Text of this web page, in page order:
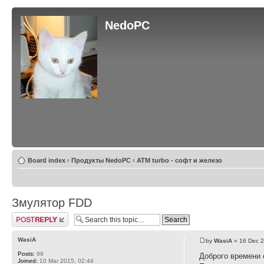
NedoPC
Board index ‹ Продукты NedoPC ‹ ATM turbo - софт и железо
Змулятор FDD
Post a reply
byWasiA » 16 Dec
Доброго времени
WasiA
Posts: 99
Joined: 10 Mar 2015, 02:44